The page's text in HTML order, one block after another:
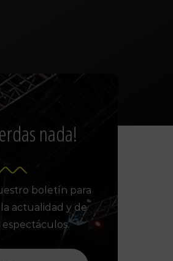
nada!
boletín para
actualidad y de
espectáculos.